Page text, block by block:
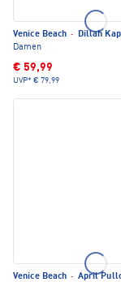
Venice Beach ·
Dillah
Damen
€ 59,99
UVP* € 79,99
Venice Beach · April